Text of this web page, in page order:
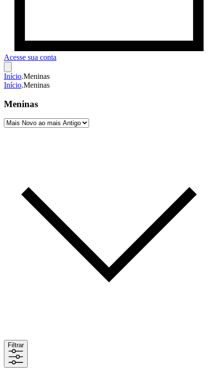
Acesse sua conta
Início.Meninas
Início.Meninas
Meninas
Filtrar